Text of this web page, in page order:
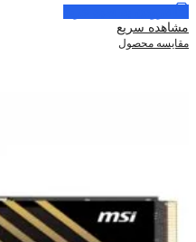
مشاهده سریع
مقایسه محصول